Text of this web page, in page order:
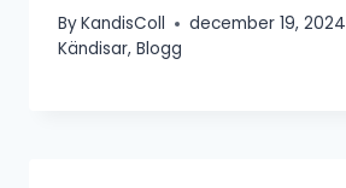
ByKandisColl
december 19, 2024
Kändisar, Blogg